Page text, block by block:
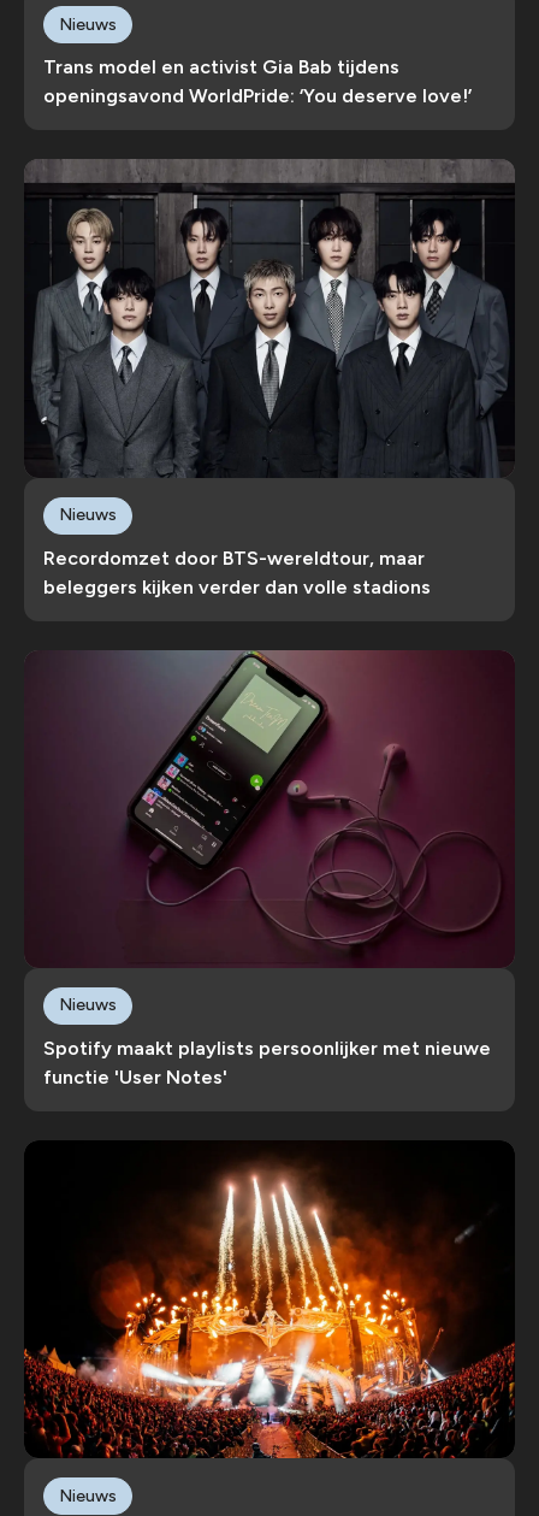
Trans model en activist Gia Bab tijdens
openingsavond WorldPride: ‘You deserve love!’
Nieuws
Recordomzet door BTS-wereldtour, maar
beleggers kijken verder dan volle stadions
Nieuws
Spotify maakt playlists persoonlijker met nieuwe
functie 'User Notes'
Nieuws
Nieuws